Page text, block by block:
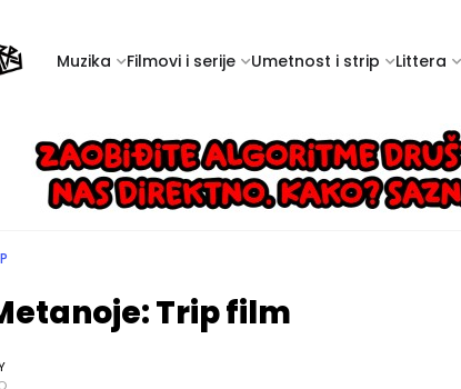
Muzika Filmovi i serije Umetnost i strip Littera
Trip film